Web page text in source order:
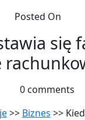
Posted On
się
0 comments
>> Biznes >>